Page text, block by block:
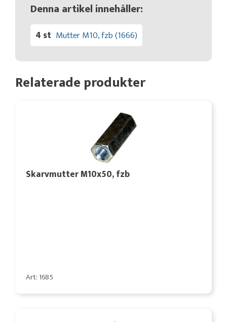
Denna artikel innehåller:
4 st Mutter M10, fzb (1666)
Relaterade produkter
Skarvmutter M10x50, fzb
Art: 1685